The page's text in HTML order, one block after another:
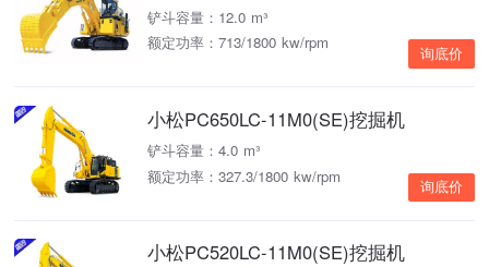
铲斗容量：12.0 m³
额定功率：713/1800 kw/rpm
询底价
小松PC650LC-11M0(SE)挖掘机
铲斗容量：4.0 m³
额定功率：327.3/1800 kw/rpm
询底价
小松PC520LC-11M0(SE)挖掘机